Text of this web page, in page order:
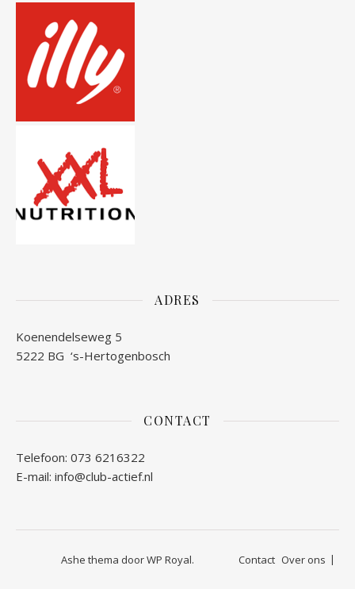
ADRES
Koenendelseweg 5
5222 BG ‘s-Hertogenbosch
CONTACT
Telefoon: 073 6216322
E-mail: info@club-actief.nl
Contact Over ons
Ashe thema doorWP Royal.